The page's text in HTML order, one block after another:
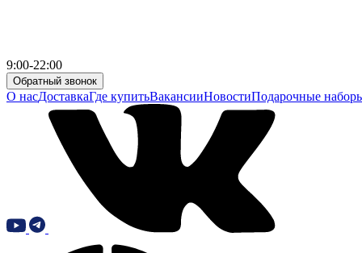
9:00-22:00
Обратный звонок
О насДоставкаГде купитьВакансииНовостиПодарочные